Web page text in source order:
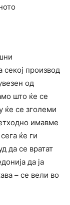
секој производ
од
што ќе се
ќе се зголеми
имавме
ќе ги
да се вратат
да ја
– се вели во